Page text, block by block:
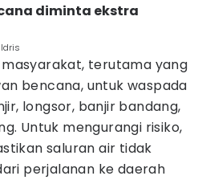
diminta ekstra
masyarakat, terutama yang
bencana, untuk waspada
longsor, banjir bandang,
Untuk mengurangi risiko,
saluran air tidak
perjalanan ke daerah